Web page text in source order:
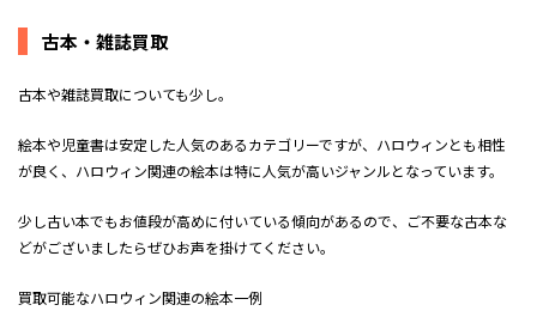
古本・雑誌買取
古本や雑誌買取についても少し。
絵本や児童書は安定した人気のあるカテゴリーですが、ハロウィンとも相性
が良く、ハロウィン関連の絵本は特に人気が高いジャンルとなっています。
少し古い本でもお値段が高めに付いている傾向があるので、ご不要な古本な
どがございましたらぜひお声を掛けてください。
買取可能なハロウィン関連の絵本一例